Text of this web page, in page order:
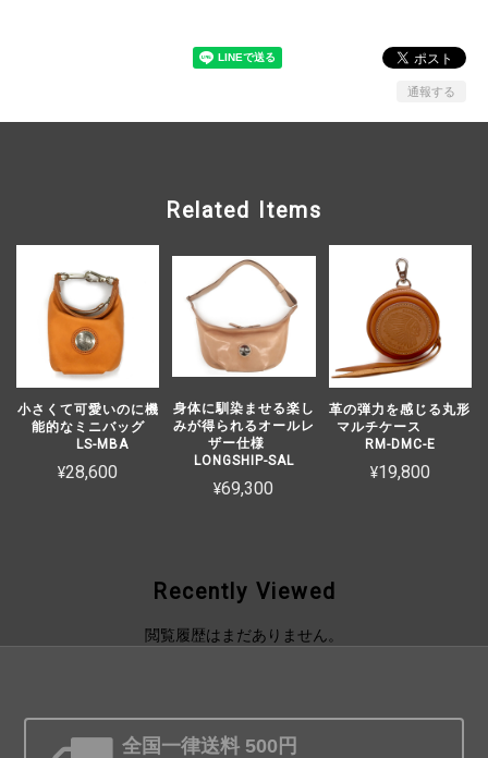
通報する
Related Items
小さくて可愛いのに機
能的なミニバッグ
LS-MBA
¥28,600
身体に馴染ませる楽し
みが得られるオールレ
ザー仕様
LONGSHIP-SAL
¥69,300
革の弾力を感じる丸形
マルチケース
RM-DMC-E
¥19,800
Recently Viewed
閲覧履歴はまだありません。
全国一律送料 500円